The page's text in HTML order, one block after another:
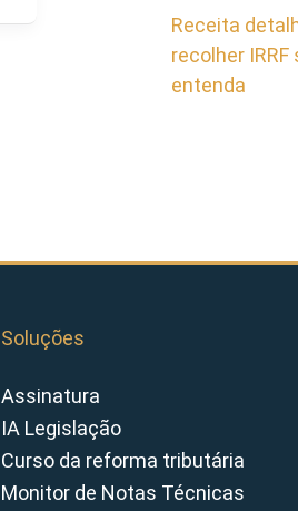
Receita
recolher
entenda
Soluções
Assinatura
IA Legislação
Curso da reforma tributária
Monitor de Notas Técnicas